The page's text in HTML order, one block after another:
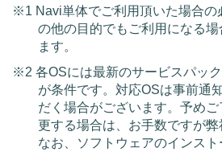
※1 Navi単体でご利用頂いた場合の
の他の目的でもご利用になる
ます。
※2 各OSには最新のサービスパッ
が条件です。対応OSは事前通
だく場合がございます。予め
更する場合は、お手数ですが弊
なお、ソフトウェアのインス